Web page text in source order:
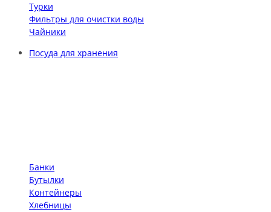
Турки
Фильтры для очистки воды
Чайники
Посуда для хранения
Банки
Бутылки
Контейнеры
Хлебницы